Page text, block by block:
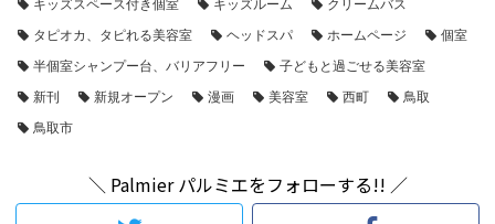
キッズスペース付き個室
キッズルーム
クリームバス
タピオカ、タピれる美容室
ヘッドスパ ホームページ
個室
半個室シャンプー台、バリアフリー
子どもと過ごせる美容室
新刊
新規オープン 漫画 美容室 西町
鳥取
鳥取市
＼ Palmier パルミエをフォローする!! ／